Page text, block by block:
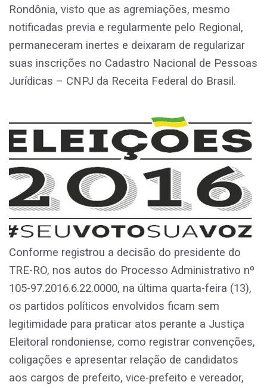
Rondônia, visto que as agremiações, mesmo
notificadas previa e regularmente pelo Regional,
permaneceram inertes e deixaram de regularizar
suas inscrições no Cadastro Nacional de Pessoas
Jurídicas – CNPJ da Receita Federal do Brasil.
Conforme registrou a decisão do presidente do
TRE-RO, nos autos do Processo Administrativo nº
105-97.2016.6.22.0000, na última quarta-feira (13),
os partidos políticos envolvidos ficam sem
legitimidade para praticar atos perante a Justiça
Eleitoral rondoniense, como registrar convenções,
coligações e apresentar relação de candidatos
aos cargos de prefeito, vice-prefeito e vereador,